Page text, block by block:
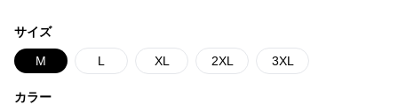
サイズ
M L XL 2XL 3XL
カラー